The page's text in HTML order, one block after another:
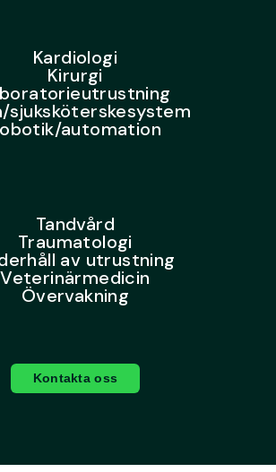
Kardiologi
Kirurgi
sjuksköterskesystem
automation
Tandvård
Traumatologi
av utrustning
Veterinärmedicin
Övervakning
Kontakta oss